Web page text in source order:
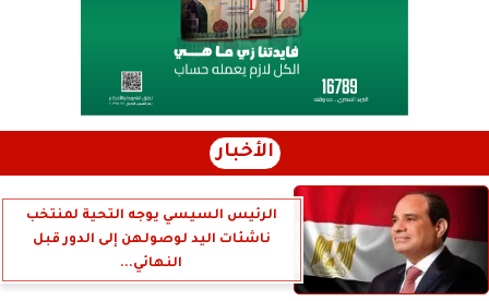
الأخبار
الرئيس السيسي يوجه التحية لمنتخب
ناشئات اليد لوصولهن إلى الدور قبل
النهائي...